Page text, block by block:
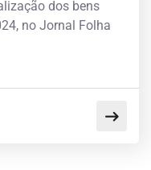
dos bens
no Jornal Folha